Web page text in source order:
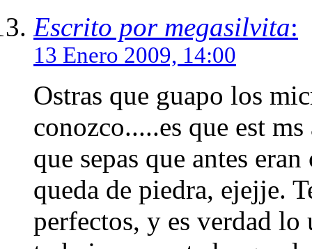
Escrito por megasilvita:
13 Enero 2009, 14:00
Ostras que guapo los
conozco.....es que est
que sepas que antes
queda de piedra, ejejje.
perfectos, y es verdad lo